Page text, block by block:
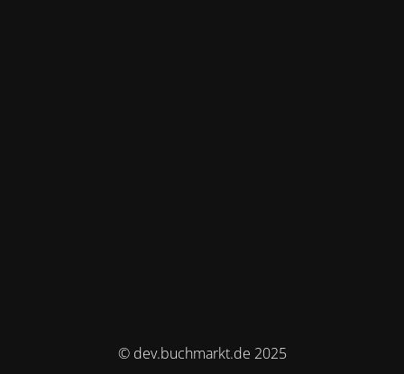
© dev.buchmarkt.de 2025